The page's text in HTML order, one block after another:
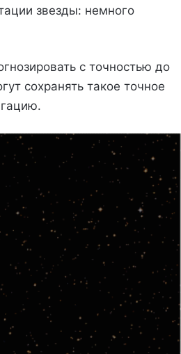
звезды: немного
с точностью до
сохранять такое точное